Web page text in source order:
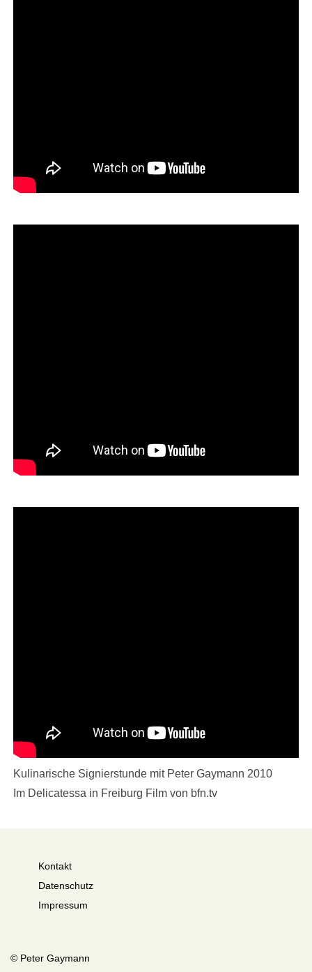
Kulinarische Signierstunde mit Peter Gaymann 2010
Im Delicatessa in Freiburg Film von bfn.tv
Kontakt
Datenschutz
Impressum
© Peter Gaymann